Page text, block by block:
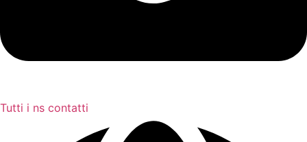
Tutti i ns contatti